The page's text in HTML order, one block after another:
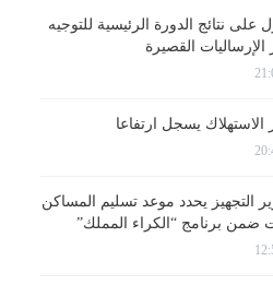
نتائج الدورة الرئيسية للتوجيه
القصيرة
يسجل ارتفاعا
التجهيز يحدد موعد تسليم المساكن
ضمن برنامج “الكراء المملك”